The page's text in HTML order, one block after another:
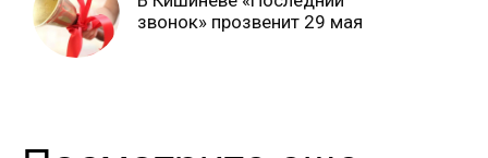
звонок» прозвенит 29 мая